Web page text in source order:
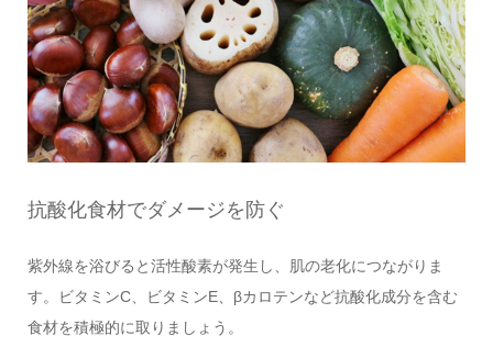
抗酸化食材でダメージを防ぐ
紫外線を浴びると活性酸素が発生し、肌の老化につながりま
す。ビタミンC、ビタミンE、βカロテンなど抗酸化成分を含む
食材を積極的に取りましょう。